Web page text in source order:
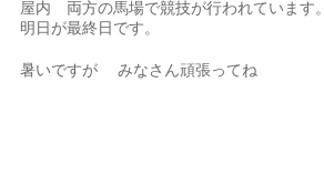
屋内 両方の馬場で競技が行われています。
明日が最終日です。
暑いですが みなさん頑張ってね